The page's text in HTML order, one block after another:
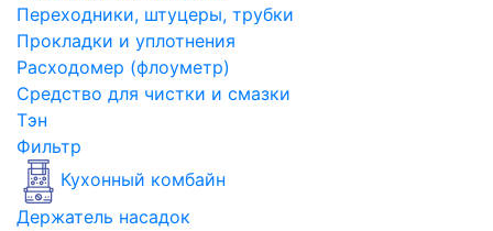
Переходники, штуцеры, трубки
Прокладки и уплотнения
Расходомер (флоуметр)
Средство для чистки и смазки
Тэн
Фильтр
Кухонный комбайн
Держатель насадок